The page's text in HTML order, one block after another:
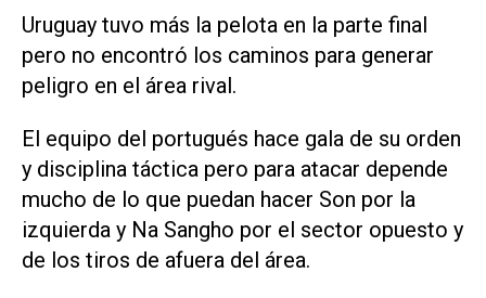
Uruguay tuvo más la pelota en la parte final
pero no encontró los caminos para generar
peligro en el área rival.
El equipo del portugués hace gala de su orden
y disciplina táctica pero para atacar depende
mucho de lo que puedan hacer Son por la
izquierda y Na Sangho por el sector opuesto y
de los tiros de afuera del área.